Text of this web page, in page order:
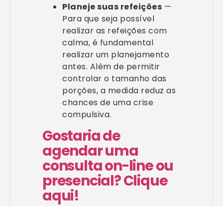
Planeje suas refeições —
Para que seja possível
realizar as refeições com
calma, é fundamental
realizar um planejamento
antes. Além de permitir
controlar o tamanho das
porções, a medida reduz as
chances de uma crise
compulsiva.
Gostaria de
agendar uma
consulta on-line ou
presencial? Clique
aqui!